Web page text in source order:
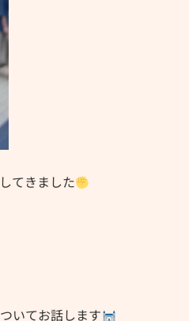
てきました
いてお話します